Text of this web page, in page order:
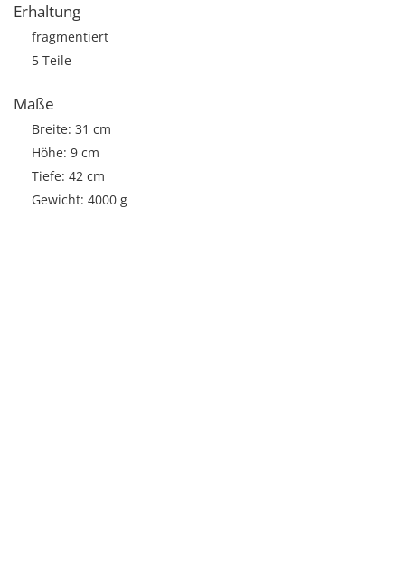
Erhaltung
fragmentiert
5 Teile
Maße
Breite: 31 cm
Höhe: 9 cm
Tiefe: 42 cm
Gewicht: 4000 g